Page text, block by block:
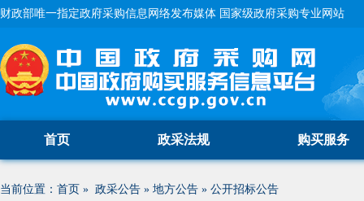
财政部唯一指定政府采购信息网络发布媒体 国家级政府采购专业网站
首页 政采法规 购买服务
当前位置： 首页 » 政采公告 » 地方公告 » 公开招标公告